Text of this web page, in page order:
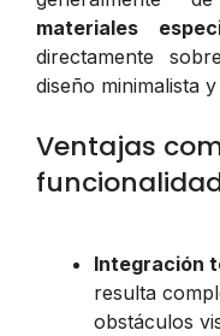
materiales
directamente
diseño minimalista
Ventajas
Integración
resulta
obstáculos